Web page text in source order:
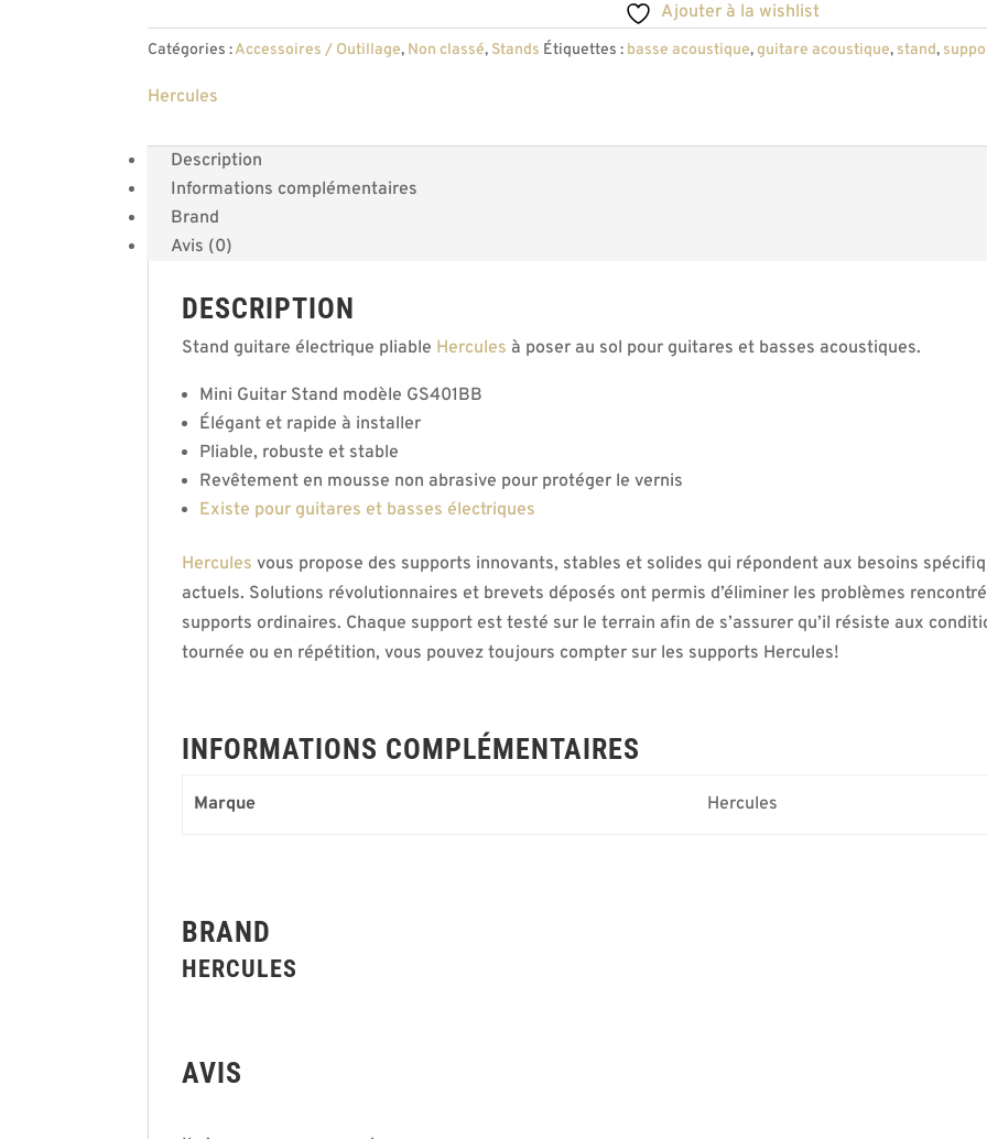
Hercules
Ajouter à la wishlist
Catégories :Accessoires / Outillage, Non classé, Stands Étiquettes : basse acoustique,guitare acoustique, stand,
Hercules
Description
Informations complémentaires
Brand
Avis (0)
DESCRIPTION
Stand guitare électrique pliable Hercules à poser au sol pour guitares et basses acoustiques.
Mini Guitar Stand modèle GS401BB
Élégant et rapide à installer
Pliable, robuste et stable
Revêtement en mousse non abrasive pour protéger le vernis
Existe pour guitares et basses électriques
Hercules vous propose des supports innovants, stables et solides qui répondent aux besoins
actuels. Solutions révolutionnaires et brevets déposés ont permis d’éliminer les problèmes
supports ordinaires. Chaque support est testé sur le terrain afin de s’assurer qu’il résiste aux
tournée ou en répétition, vous pouvez toujours compter sur les supports Hercules!
INFORMATIONS COMPLÉMENTAIRES
Marque Hercules
BRAND
HERCULES
AVIS